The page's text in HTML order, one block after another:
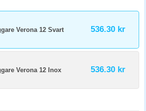
Verona 12 Svart 536.30 kr
Verona 12 Inox 536.30 kr